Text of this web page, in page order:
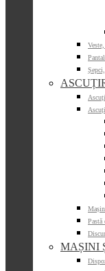
Pastă
MAȘINI